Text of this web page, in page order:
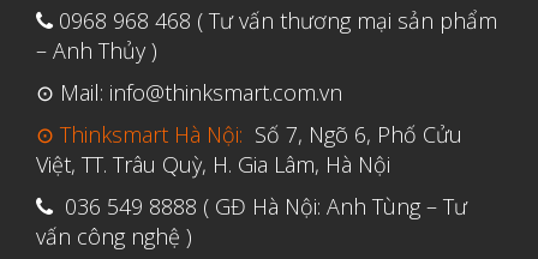
0968 968 468 ( Tư vấn thương mại sản phẩm
– Anh Thủy )
⊙ Mail: info@thinksmart.com.vn
⊙ Thinksmart Hà Nội: Số 7, Ngõ 6, Phố Cửu
Việt, TT. Trâu Quỳ, H. Gia Lâm, Hà Nội
036 549 8888 ( GĐ Hà Nội: Anh Tùng – Tư
vấn công nghệ )